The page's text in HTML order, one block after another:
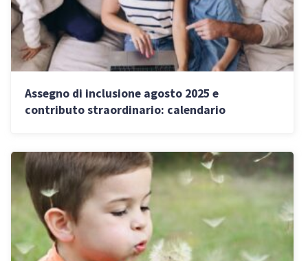
Assegno di inclusione agosto 2025 e
contributo straordinario: calendario